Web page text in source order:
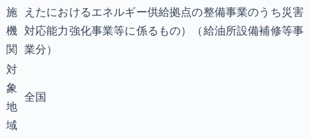
施
機
関
えたにおけるエネルギー供給拠点の整備事業のうち災害
対応能力強化事業等に係るもの）（給油所設備補修等事
業分）
対
象
地
域
全国